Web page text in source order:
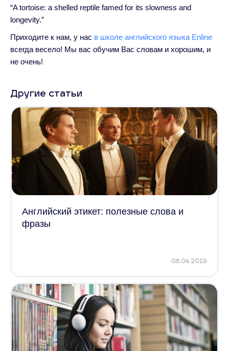
“A tortoise: a shelled reptile famed for its slowness and
longevity.”
Приходите к нам, у нас в школе английского языка Enline
всегда весело! Мы вас обучим Вас словам и хорошим, и
не очень!
Другие статьи
Английский этикет: полезные слова и
фразы
08.04.2019